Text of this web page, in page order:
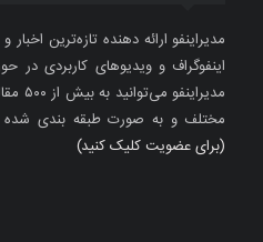
مدیراینفو ارائه دهنده تازه‌ترین اخبار
اینفوگراف و ویدیوهای کاربردی در
مختلف و به صورت طبقه بندی شده
(برای عضویت کلیک کنید)